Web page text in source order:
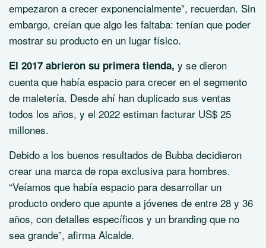
empezaron a crecer exponencialmente”, recuerdan. Sin
embargo, creían que algo les faltaba: tenían que poder
mostrar su producto en un lugar físico.
El 2017 abrieron su primera tienda, y se dieron
cuenta que había espacio para crecer en el segmento
de maletería. Desde ahí han duplicado sus ventas
todos los años, y el 2022 estiman facturar US$ 25
millones.
Debido a los buenos resultados de Bubba decidieron
crear una marca de ropa exclusiva para hombres.
“Veíamos que había espacio para desarrollar un
producto ondero que apunte a jóvenes de entre 28 y 36
años, con detalles específicos y un branding que no
sea grande”, afirma Alcalde.